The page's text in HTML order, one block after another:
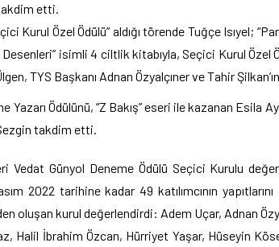
etti.
Kurul Özel Ödülü” aldığı törende Tuğçe Isıyel;
isimli 4 ciltlik kitabıyla, Seçici Kurul Özel
TYS Başkanı Adnan Özyalçıner ve Tahir
Yazarı Ödülünü, “Z Bakış” eseri ile kazanan Esila
takdim etti.
Vedat Günyol Deneme Ödülü Seçici Kurulu
2022 tarihine kadar 49 katılımcının
oluşan kurul değerlendirdi: Adem Uçar, Adnan
Halil İbrahim Özcan, Hürriyet Yaşar, Hüseyin